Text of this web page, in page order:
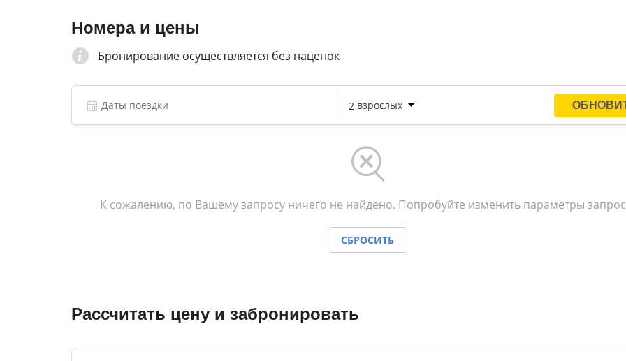
автономного округа, грамотами Российского детского фонда Ставропольского краевого отделения,
Министерства труда и социального развития Республики Адыгея.
ЛПУ «санаторий «Дубрава» подтверждает свою славу, как здравница Кавказских Минеральных Вод,
имеющая своих постоянных клиентов, и стремится не останавливаться на достигнутом, шагать в
временем.
Номера и цены
Бронирование осуществляется без наценок
К сожалению, по Вашему запросу ничего не найдено. Попробуйте изменить параметры
СБРОСИТЬ
Рассчитать цену и забронировать